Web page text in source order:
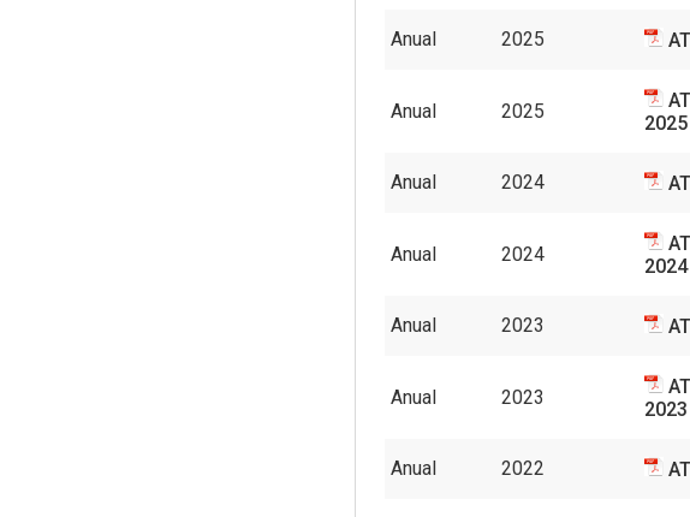
Anual 2025
Anual 2025
2025
Anual 2024
Anual 2024
2024
Anual 2023
Anual 2023
2023
Anual 2022